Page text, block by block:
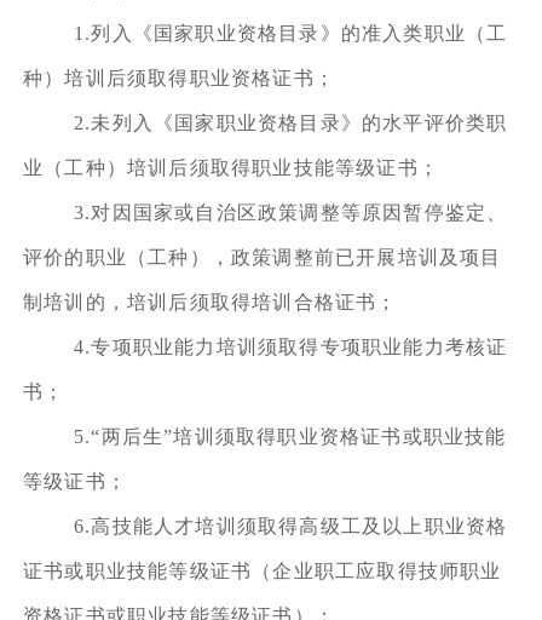
1.列入《国家职业资格目录》的准入类职业（工
种）培训后须取得职业资格证书；
2.未列入《国家职业资格目录》的水平评价类职
业（工种）培训后须取得职业技能等级证书；
3.对因国家或自治区政策调整等原因暂停鉴定、
评价的职业（工种），政策调整前已开展培训及项目
制培训的，培训后须取得培训合格证书；
4.专项职业能力培训须取得专项职业能力考核证
书；
5.“两后生”培训须取得职业资格证书或职业技能
等级证书；
6.高技能人才培训须取得高级工及以上职业资格
证书或职业技能等级证书（企业职工应取得技师职业
资格证书或职业技能等级证书）；